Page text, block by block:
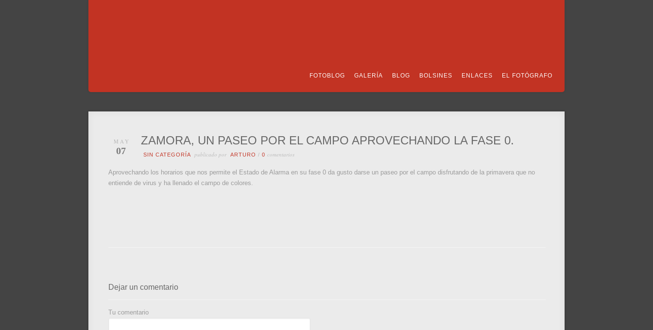
FOTOBLOG GALERÍA BLOG BOLSINES ENLACES EL FOTÓGRAFO
MAY
07
ZAMORA, UN PASEO POR EL CAMPO APROVECHANDO LA FASE 0.
SIN CATEGORÍA publicado por ARTURO / 0 comentarios
Aprovechando los horarios que nos permite el Estado de Alarma en su fase 0 da gusto darse un paseo por el campo disfrutando de la primavera que no
entiende de virus y ha llenado el campo de colores.
Dejar un comentario
Tu comentario